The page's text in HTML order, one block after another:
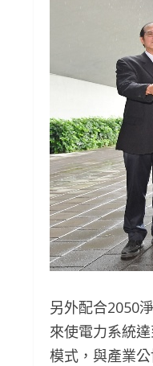
另外配合2050
來使電力系統
模式，與產業